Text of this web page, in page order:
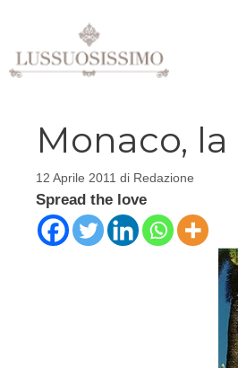
contenuto
Monaco,
12 Aprile 2011 di Redazione
Spread the love